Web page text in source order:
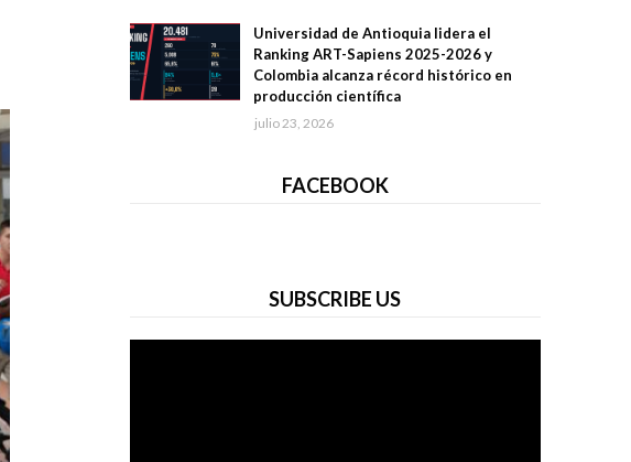
Universidad de Antioquia lidera el
Ranking ART-Sapiens 2025-2026 y
Colombia alcanza récord histórico en
producción científica
julio 23, 2026
FACEBOOK
SUBSCRIBE US